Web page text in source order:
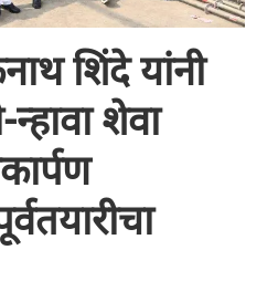
शिंदे यांनी
शेवा